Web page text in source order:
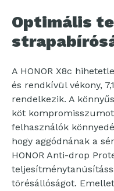
Optimális
A HONOR X8c
és rendkívül vékony,
rendelkezik. A
köt
felhasználók
hogy aggódnának a
HONOR Anti-drop
törésállóságot.